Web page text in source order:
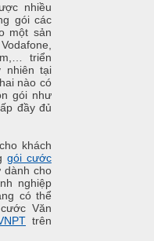
nhiều
gói các
một sản
triển
nhiên tại
nào có
gói như
đầy đủ
khách
gói cước
dành cho
nghiệp
có thể
Văn
trên